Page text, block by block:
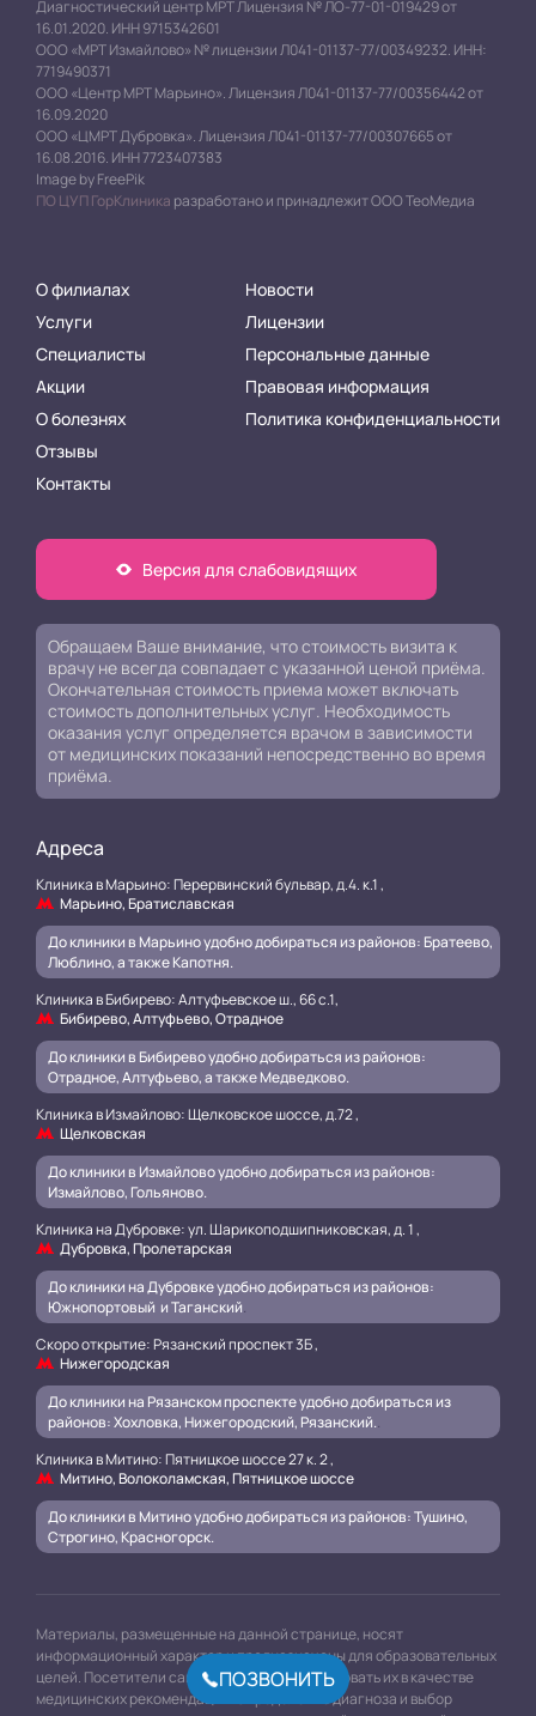
Диагностический центр МРТ Лицензия № ЛО-77-01-019429 от
16.01.2020. ИНН 9715342601
ООО «МРТ Измайлово» № лицензии Л041-01137-77/00349232. ИНН:
7719490371
ООО «Центр МРТ Марьино». Лицензия Л041-01137-77/00356442 от
16.09.2020
ООО «ЦМРТ Дубровка». Лицензия Л041-01137-77/00307665 от
16.08.2016. ИНН 7723407383
Image by FreePik
ПО ЦУП ГорКлиника разработано и принадлежит ООО ТеоМедиа
О филиалах
Услуги
Специалисты
Акции
О болезнях
Отзывы
Контакты
Новости
Лицензии
Персональные данные
Правовая информация
Политика конфиденциальности
Версия для слабовидящих
Обращаем Ваше внимание, что стоимость визита к
врачу не всегда совпадает с указанной ценой приёма.
Окончательная стоимость приема может включать
стоимость дополнительных услуг. Необходимость
оказания услуг определяется врачом в зависимости
от медицинских показаний непосредственно во время
приёма.
Адреса
Клиника в Марьино: Перервинский бульвар, д.4. к.1 ,
Марьино, Братиславская
До клиники в Марьино удобно добираться из районов: Братеево,
Люблино, а также Капотня.
Клиника в Бибирево: Алтуфьевское ш., 66 с.1,
Бибирево, Алтуфьево, Отрадное
До клиники в Бибирево удобно добираться из районов:
Отрадное, Алтуфьево, а также Медведково.
Клиника в Измайлово: Щелковское шоссе, д.72 ,
Щелковская
До клиники в Измайлово удобно добираться из районов:
Измайлово, Гольяново.
Клиника на Дубровке: ул. Шарикоподшипниковская, д. 1 ,
Дубровка, Пролетарская
До клиники на Дубровке удобно добираться из районов:
Южнопортовый и Таганский.
Скоро открытие: Рязанский проспект 3Б ,
Нижегородская
До клиники на Рязанском проспекте удобно добираться из
районов: Хохловка, Нижегородский, Рязанский..
Клиника в Митино: Пятницкое шоссе 27 к. 2 ,
Митино, Волоколамская, Пятницкое шоссе
До клиники в Митино удобно добираться из районов: Тушино,
Строгино, Красногорск.
Материалы, размещенные на данной странице, носят
информационный характер и предназначены для образовательных
целей. Посетители сайта не должны использовать их в качестве
медицинских рекомендаций. Определение диагноза и выбор
ПОЗВОНИТЬ